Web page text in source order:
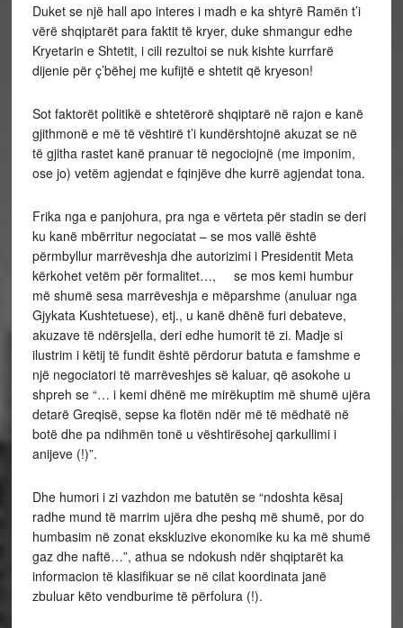
Duket se një hall apo interes i madh e ka shtyrë Ramën t’i
vërë shqiptarët para faktit të kryer, duke shmangur edhe
Kryetarin e Shtetit, i cili rezultoi se nuk kishte kurrfarë
dijenie për ç’bëhej me kufijtë e shtetit që kryeson!
Sot faktorët politikë e shtetërorë shqiptarë në rajon e kanë
gjithmonë e më të vështirë t’i kundërshtojnë akuzat se në
të gjitha rastet kanë pranuar të negociojnë (me imponim,
ose jo) vetëm agjendat e fqinjëve dhe kurrë agjendat tona.
Frika nga e panjohura, pra nga e vërteta për stadin se deri
ku kanë mbërritur negociatat – se mos vallë është
përmbyllur marrëveshja dhe autorizimi i Presidentit Meta
kërkohet vetëm për formalitet…, se mos kemi humbur
më shumë sesa marrëveshja e mëparshme (anuluar nga
Gjykata Kushtetuese), etj., u kanë dhënë furi debateve,
akuzave të ndërsjella, deri edhe humorit të zi. Madje si
ilustrim i këtij të fundit është përdorur batuta e famshme e
një negociatori të marrëveshjes së kaluar, që asokohe u
shpreh se “… i kemi dhënë me mirëkuptim më shumë ujëra
detarë Greqisë, sepse ka flotën ndër më të mëdhatë në
botë dhe pa ndihmën tonë u vështirësohej qarkullimi i
anijeve (!)”.
Dhe humori i zi vazhdon me batutën se “ndoshta kësaj
radhe mund të marrim ujëra dhe peshq më shumë, por do
humbasim në zonat ekskluzive ekonomike ku ka më shumë
gaz dhe naftë…”, athua se ndokush ndër shqiptarët ka
informacion të klasifikuar se në cilat koordinata janë
zbuluar këto vendburime të përfolura (!).